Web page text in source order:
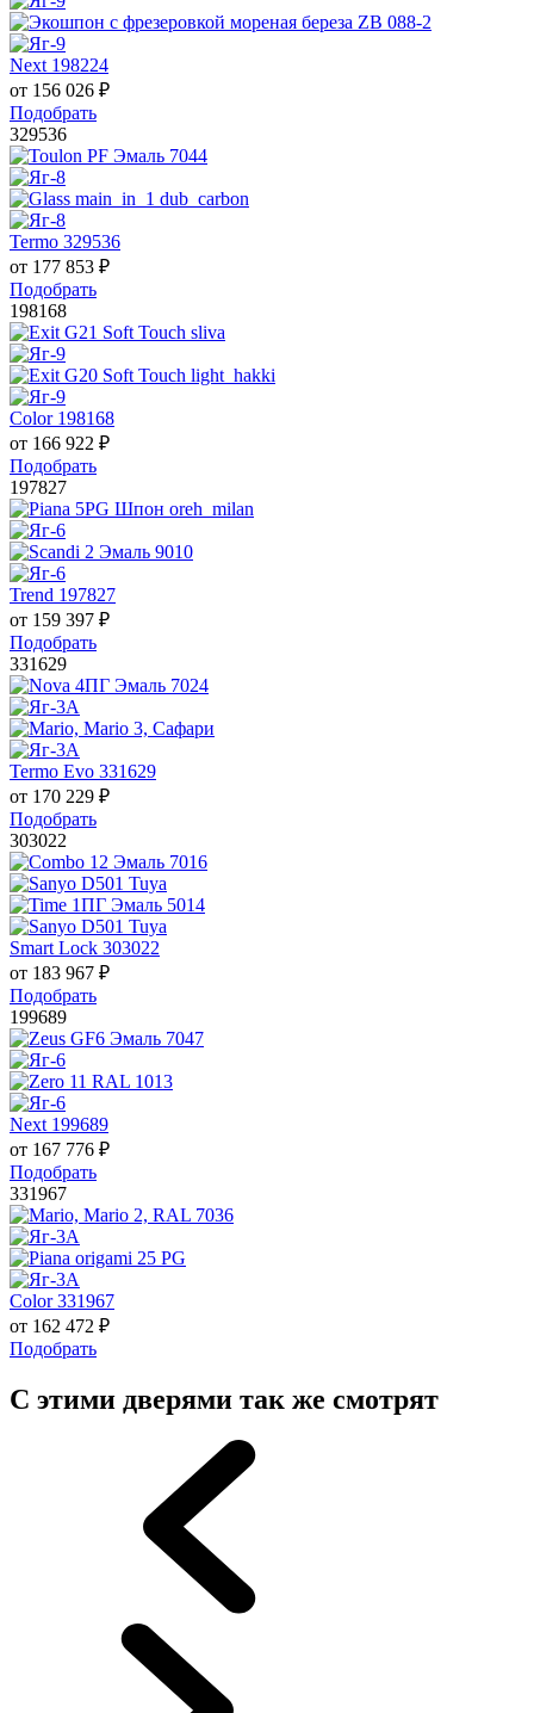
Next 198224
от 156 026 ₽
Подобрать
329536
Termo 329536
от 177 853 ₽
Подобрать
198168
Color 198168
от 166 922 ₽
Подобрать
197827
Trend 197827
от 159 397 ₽
Подобрать
331629
Termo Evo 331629
от 170 229 ₽
Подобрать
303022
Smart Lock 303022
от 183 967 ₽
Подобрать
199689
Next 199689
от 167 776 ₽
Подобрать
331967
Color 331967
от 162 472 ₽
Подобрать
С этими дверями так же смотрят